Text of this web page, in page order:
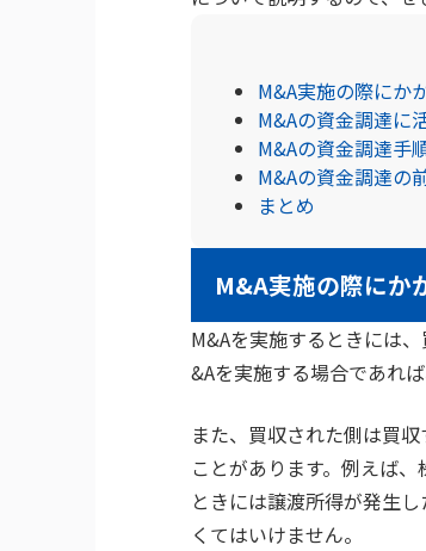
M&A実施の際にか
M&Aの資金調達に
M&Aの資金調達手
M&Aの資金調達の
まとめ
M&A実施の際にか
M&Aを実施するときには
&Aを実施する場合であれ
また、買収された側は買
ことがあります。例えば
ときには譲渡所得が発生
くてはいけません。